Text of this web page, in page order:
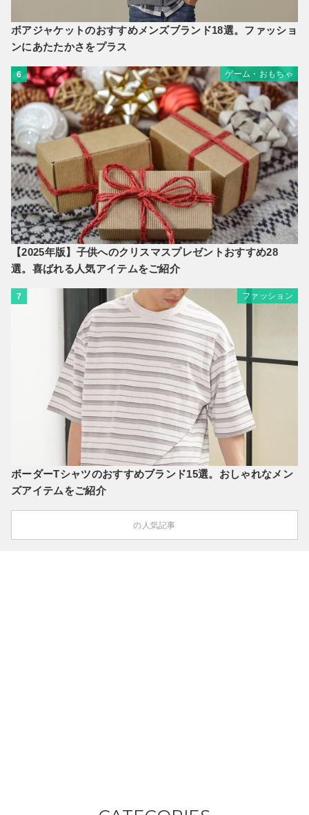
ボアジャケットのおすすめメンズブランド18選。ファッショ
ンにあたたかさをプラス
6 ゲーム・おもちゃ
【2025年版】子供へのクリスマスプレゼントおすすめ28
選。喜ばれる人気アイテムをご紹介
7 ファッション
ボーダーTシャツのおすすめブランド15選。おしゃれなメン
ズアイテムをご紹介
の人気記事